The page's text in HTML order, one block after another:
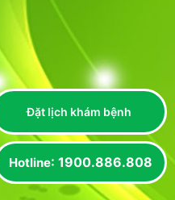
Hotline: 1900.886.808
Đặt lịch khám bệnh